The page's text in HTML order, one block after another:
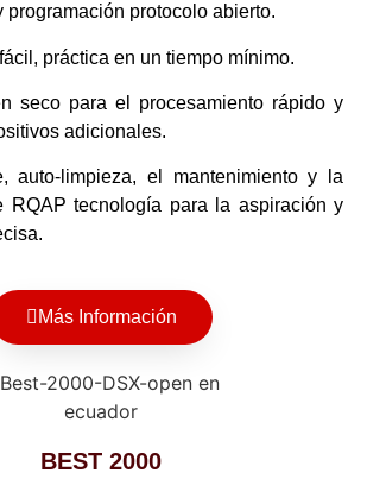
programación protocolo abierto.
práctica en un tiempo mínimo.
seco para el procesamiento rápido y
adicionales.
auto-limpieza, el mantenimiento y la
RQAP tecnología para la aspiración y
Más Información
BEST 2000